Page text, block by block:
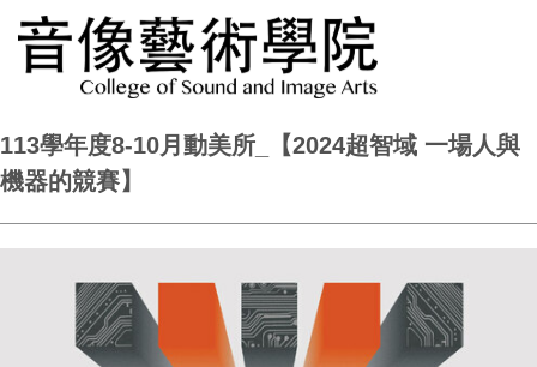
113學年度8-10月動美所_【2024超智域 一場人與
機器的競賽】